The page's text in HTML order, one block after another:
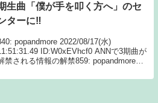
生曲「僕が手を叩く方へ」のセ
ターに‼
popandmore 2022/08/17(水)
ID:W0xEVhcf0 ANNで3期曲が
禁される情報の解禁859: popandmore